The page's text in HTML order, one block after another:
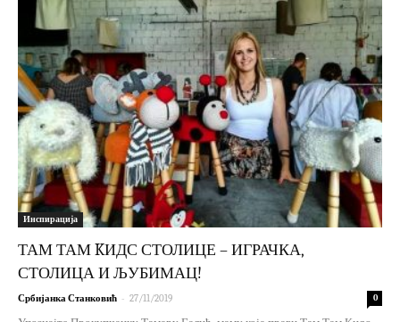
Инспирација
ТАМ ТАМ KИДС СТОЛИЦЕ – ИГРАЧКА,
СТОЛИЦА И ЉУБИМАЦ!
Србијанка Станковић - 27/11/2019 0